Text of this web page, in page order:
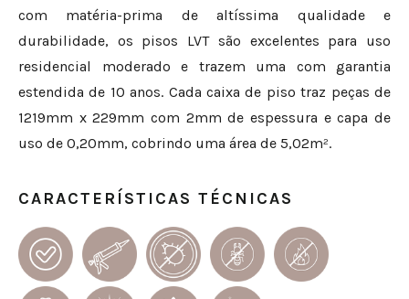
com matéria-prima de altíssima qualidade e
durabilidade, os pisos LVT são excelentes para uso
residencial moderado e trazem uma com garantia
estendida de 10 anos. Cada caixa de piso traz peças de
1219mm x 229mm com 2mm de espessura e capa de
uso de 0,20mm, cobrindo uma área de 5,02m².​​
CARACTERÍSTICAS TÉCNICAS